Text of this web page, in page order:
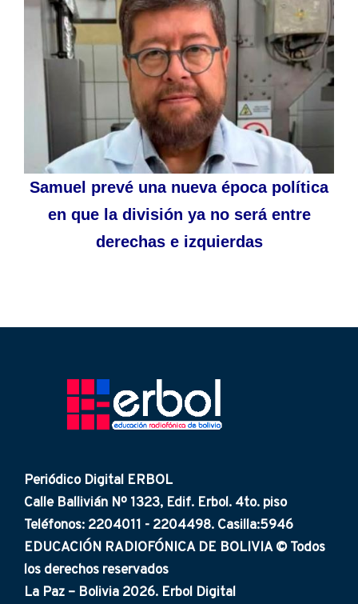
Samuel prevé una nueva época política
en que la división ya no será entre
derechas e izquierdas
Periódico Digital ERBOL
Calle Ballivián Nº 1323, Edif. Erbol. 4to. piso
Teléfonos: 2204011 - 2204498. Casilla:5946
EDUCACIÓN RADIOFÓNICA DE BOLIVIA © Todos
los derechos reservados
La Paz – Bolivia 2026. Erbol Digital